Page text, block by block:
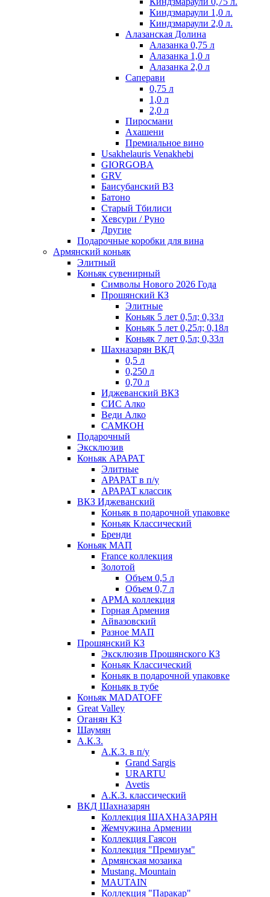
Киндзмараули 1,0 л.
Киндзмараули 2,0 л.
Алазанская Долина
Алазанка 0,75 л
Алазанка 1,0 л
Алазанка 2,0 л
Саперави
0,75 л
1,0 л
2,0 л
Пиросмани
Ахашени
Премиальное вино
Usakhelauris Venakhebi
GIORGOBA
GRV
Баисубанский ВЗ
Батоно
Старый Тбилиси
Хевсури / Руно
Другие
Подарочные коробки для вина
Армянский коньяк
Элитный
Коньяк сувенирный
Символы Нового 2026 Года
Прошянский КЗ
Элитные
Коньяк 5 лет 0,5л; 0,33л
Коньяк 5 лет 0,25л; 0,18л
Коньяк 7 лет 0,5л; 0,33л
Шахназарян ВКД
0,5 л
0,250 л
0,70 л
Иджеванский ВКЗ
СИС Алко
Веди Алко
САМКОН
Подарочный
Эксклюзив
Коньяк АРАРАТ
Элитные
АРАРАТ в п/у
АРАРАТ классик
ВКЗ Иджеванский
Коньяк в подарочной упаковке
Коньяк Классический
Бренди
Коньяк МАП
France коллекция
Золотой
Объем 0,5 л
Объем 0,7 л
АРМА коллекция
Горная Армения
Айвазовский
Разное МАП
Прошянский КЗ
Эксклюзив Прошянского КЗ
Коньяк Классический
Коньяк в подарочной упаковке
Коньяк в тубе
Коньяк MADATOFF
Great Valley
Оганян КЗ
Шаумян
А.К.З.
А.К.З. в п/у
Grand Sargis
URARTU
Avetis
А.К.З. классический
ВКД Шахназарян
Коллекция ШАХНАЗАРЯН
Жемчужина Армении
Коллекция Гаясон
Коллекция "Премиум"
Армянская мозаика
Mustang. Mountain
MAUTAIN
Коллекция "Паракар"